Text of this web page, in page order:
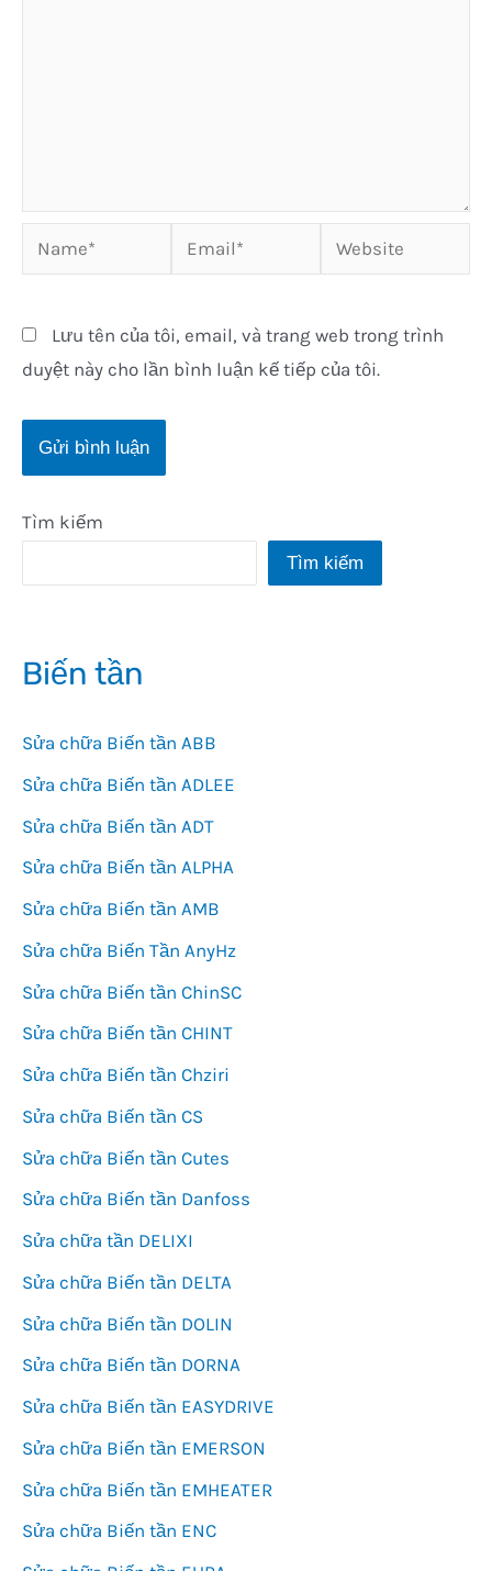
Tìm kiếm
Tìm kiếm
Biến tần
Sửa chữa Biến tần ABB
Sửa chữa Biến tần ADLEE
Sửa chữa Biến tần ADT
Sửa chữa Biến tần ALPHA
Sửa chữa Biến tần AMB
Sửa chữa Biến Tần AnyHz
Sửa chữa Biến tần ChinSC
Sửa chữa Biến tần CHINT
Sửa chữa Biến tần Chziri
Sửa chữa Biến tần CS
Sửa chữa Biến tần Cutes
Sửa chữa Biến tần Danfoss
Sửa chữa tần DELIXI
Sửa chữa Biến tần DELTA
Sửa chữa Biến tần DOLIN
Sửa chữa Biến tần DORNA
Sửa chữa Biến tần EASYDRIVE
Sửa chữa Biến tần EMERSON
Sửa chữa Biến tần EMHEATER
Sửa chữa Biến tần ENC
Name* Email* Website
Lưu tên của tôi, email, và trang web trong trình
duyệt này cho lần bình luận kế tiếp của tôi.